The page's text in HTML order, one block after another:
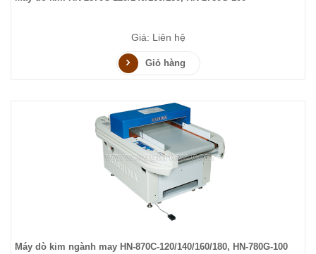
Giá: Liên hệ
Giỏ hàng
Máy dò kim ngành may HN-870C-120/140/160/180, HN-780G-100